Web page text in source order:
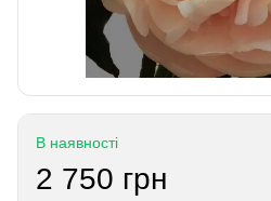
В наявності
2 750 грн